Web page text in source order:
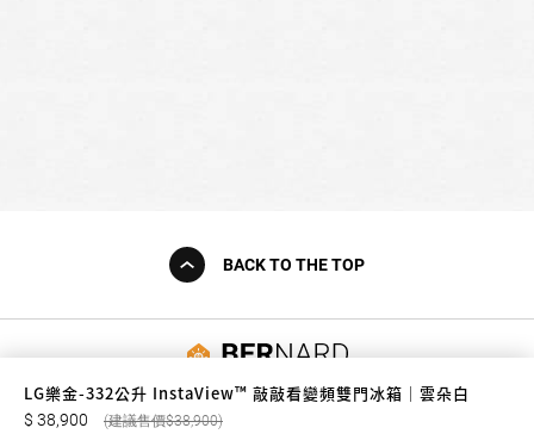
LG樂金-332公升 InstaView™ 敲敲看變頻雙門冰箱｜雲朵白
38,900 38,900
BACK TO THE TOP
友誠購物